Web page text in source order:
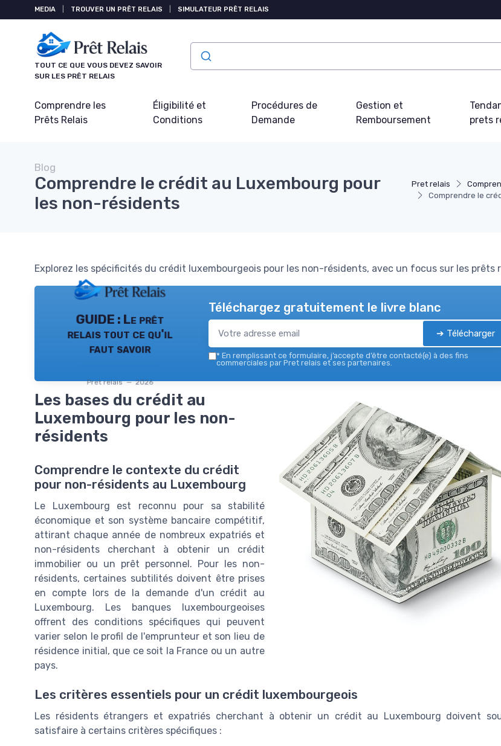
MEDIA TROUVER UN PRÊT RELAIS SIMULATEUR PRÊT RELAIS
TOUT CE QUE VOUS DEVEZ SAVOIR
SUR LES PRÊT RELAIS
Comprendre les
Prêts Relais
Éligibilité et
Conditions
Procédures de
Demande
Gestion et
Remboursement
prets
Pret relais
Comprendre le
Blog
Comprendre le crédit au Luxembourg pour
les non-résidents
Explorez les spécificités du crédit luxembourgeois pour les non-résidents, avec un focus sur les prêts
GUIDE : Le prêt
relais tout ce qu'il
faut savoir
Pret relais — 2026
Téléchargez gratuitement le livre blanc
➔ Télécharger
* En remplissant ce formulaire, j’accepte d’être contacté(e) à des fins
commerciales par Pret relais et ses partenaires.
Les bases du crédit au
Luxembourg pour les non-
résidents
Comprendre le contexte du crédit
pour non-résidents au Luxembourg
Le Luxembourg est reconnu pour sa stabilité
économique et son système bancaire compétitif,
attirant chaque année de nombreux expatriés et
non-résidents cherchant à obtenir un crédit
immobilier ou un prêt personnel. Pour les non-
résidents, certaines subtilités doivent être prises
en compte lors de la demande d'un crédit au
Luxembourg. Les banques luxembourgeoises
offrent des conditions spécifiques qui peuvent
varier selon le profil de l'emprunteur et son lieu de
résidence initial, que ce soit la France ou un autre
pays.
Les critères essentiels pour un crédit luxembourgeois
Les résidents étrangers et expatriés cherchant à obtenir un crédit au Luxembourg doivent
satisfaire à certains critères spécifiques :
Panneau de gestion des cookies